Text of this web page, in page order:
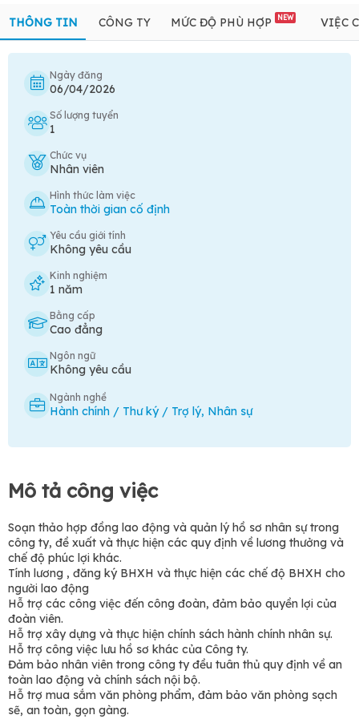
THÔNG TIN CÔNG TY MỨC ĐỘ PHÙ HỢP NEW VIỆC
Ngày đăng
06/04/2026
Số lượng tuyển
1
Chức vụ
Nhân viên
Hình thức làm việc
Toàn thời gian cố định
Yêu cầu giới tính
Không yêu cầu
Kinh nghiệm
1 năm
Bằng cấp
Cao đẳng
Ngôn ngữ
Không yêu cầu
Ngành nghề
Hành chính / Thư ký / Trợ lý, Nhân sự
Mô tả công việc
Soạn thảo hợp đồng lao động và quản lý hồ sơ nhân sự trong
công ty, đề xuất và thực hiện các quy định về lương thưởng và
chế độ phúc lợi khác.
Tính lương , đăng ký BHXH và thực hiện các chế độ BHXH cho
người lao động
Hỗ trợ các công việc đến công đoàn, đảm bảo quyền lợi của
đoàn viên.
Hỗ trợ xây dựng và thực hiện chính sách hành chính nhân sự.
Hỗ trợ công việc lưu hồ sơ khác của Công ty.
Đảm bảo nhân viên trong công ty đều tuân thủ quy định về an
toàn lao động và chính sách nội bộ.
Hỗ trợ mua sắm văn phòng phẩm, đảm bảo văn phòng sạch
sẽ, an toàn, gọn gàng.